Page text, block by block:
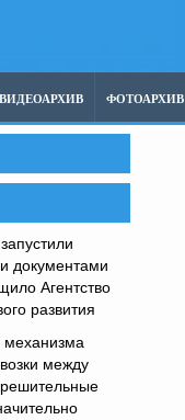
ВИДЕОАРХИВ ФОТОАРХИВ
документами
Агентство
развития
механизма
между